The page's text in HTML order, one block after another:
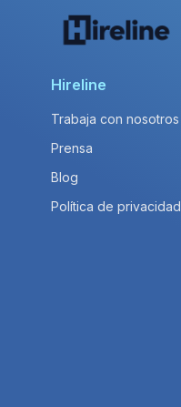
Hireline
Trabaja con nosotros
Prensa
Blog
Política de privacidad